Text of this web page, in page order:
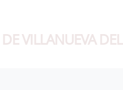
VILLANUEVA